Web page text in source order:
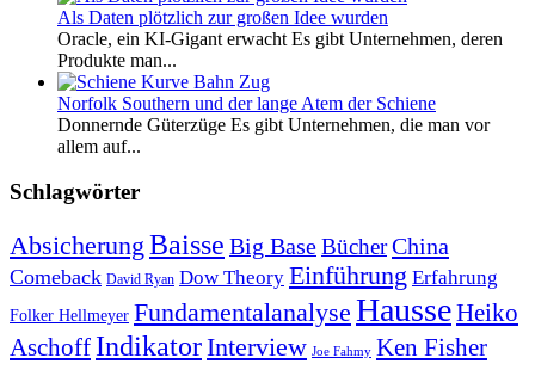
Als Daten plötzlich zur großen Idee wurden
Oracle, ein KI-Gigant erwacht Es gibt Unternehmen, deren
Produkte man...
Norfolk Southern und der lange Atem der Schiene
Donnernde Güterzüge Es gibt Unternehmen, die man vor
allem auf...
Schlagwörter
Absicherung Baisse Big BaseBücherChina
Comeback David Ryan Dow Theory Einführung Erfahrung
Folker Hellmeyer Fundamentalanalyse HausseHeiko
Aschoff IndikatorInterview Joe Fahmy Ken Fisher